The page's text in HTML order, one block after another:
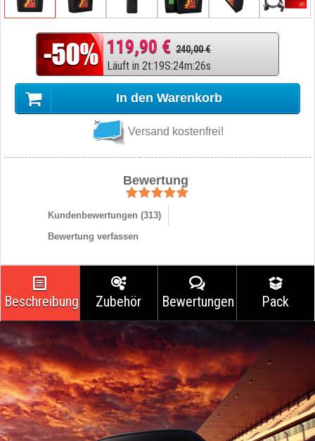
119,90 € 240,00 €
Läuft in 2t:19S:24m:25s
In den Warenkorb
Versand kostenfrei!
Bewertung
Kundenbewertungen (313)
Bewertung verfassen
Beschreibung Zubehör Bewertungen Pack